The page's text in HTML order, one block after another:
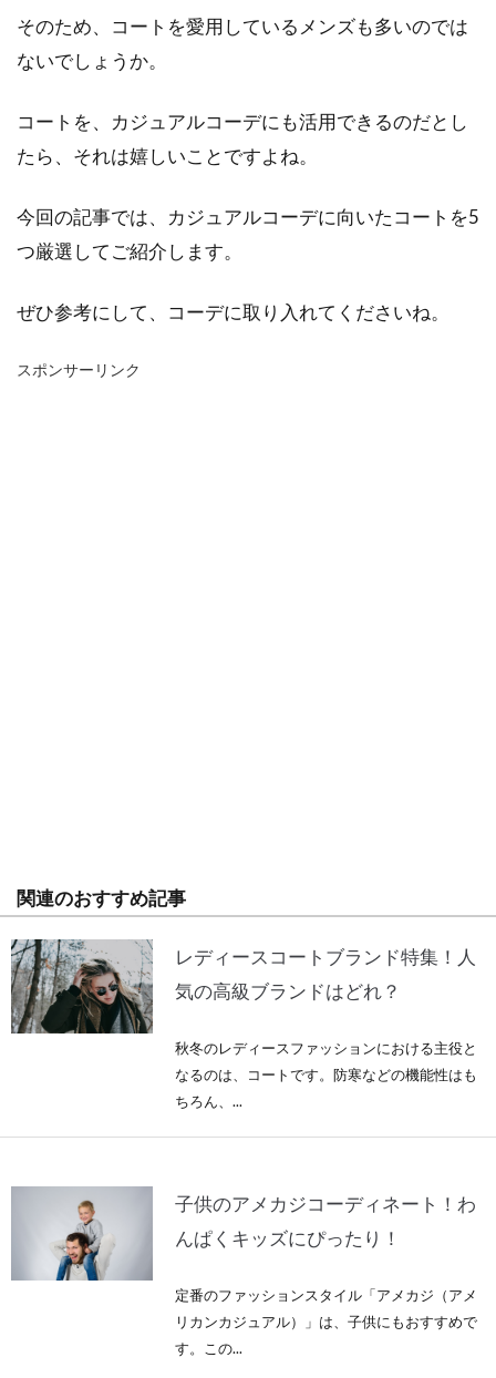
そのため、コートを愛用しているメンズも多いのでは
ないでしょうか。
コートを、カジュアルコーデにも活用できるのだとし
たら、それは嬉しいことですよね。
今回の記事では、カジュアルコーデに向いたコートを5
つ厳選してご紹介します。
ぜひ参考にして、コーデに取り入れてくださいね。
スポンサーリンク
関連のおすすめ記事
レディースコートブランド特集！人
気の高級ブランドはどれ？
秋冬のレディースファッションにおける主役と
なるのは、コートです。防寒などの機能性はも
ちろん、...
子供のアメカジコーディネート！わ
んぱくキッズにぴったり！
定番のファッションスタイル「アメカジ（アメ
リカンカジュアル）」は、子供にもおすすめで
す。この...